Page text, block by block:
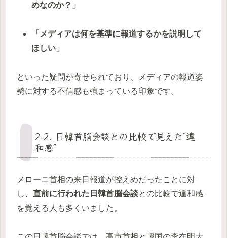
めなのか？」
「メディアは何を基準に報道するかを説明して
ほしい」
といった疑問が寄せられており、メディアの報道姿
勢に対する不信感も強まっている印象です。
2-2. 日韓首脳会談との比較で見えた“違
和感”
メローニ首相の来日報道が控えめだったことに対
し、 直前に行われた日韓首脳会談との比較で違和感
を覚える人も多くいました。